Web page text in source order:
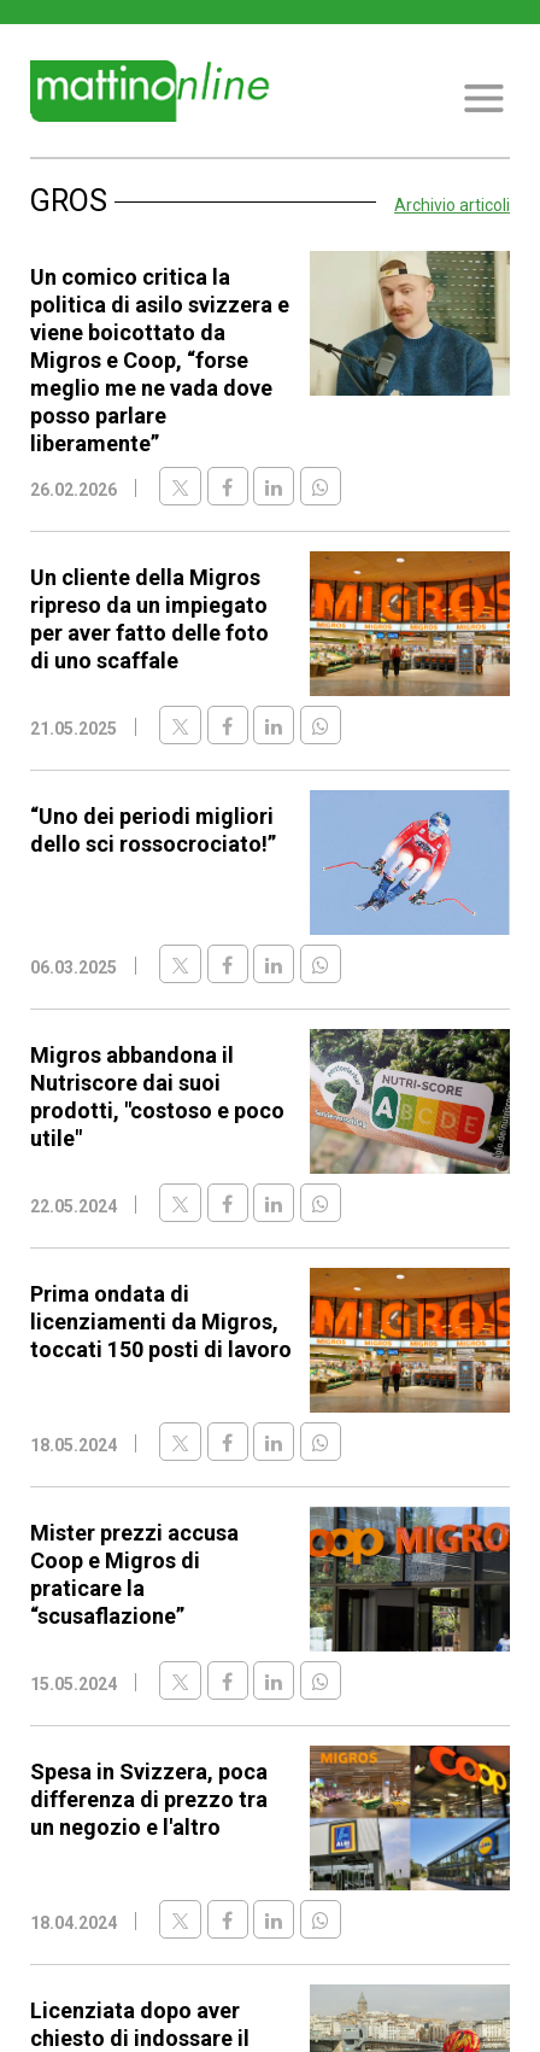
GROS Archivio articoli
Un comico critica la
politica di asilo svizzera e
viene boicottato da
Migros e Coop, “forse
meglio me ne vada dove
posso parlare
liberamente”
26.02.2026
Un cliente della Migros
ripreso da un impiegato
per aver fatto delle foto
di uno scaffale
21.05.2025
“Uno dei periodi migliori
dello sci rossocrociato!”
06.03.2025
Migros abbandona il
Nutriscore dai suoi
prodotti, "costoso e poco
utile"
22.05.2024
Prima ondata di
licenziamenti da Migros,
toccati 150 posti di lavoro
18.05.2024
Mister prezzi accusa
Coop e Migros di
praticare la
“scusaflazione”
15.05.2024
Spesa in Svizzera, poca
differenza di prezzo tra
un negozio e l'altro
18.04.2024
Licenziata dopo aver
chiesto di indossare il